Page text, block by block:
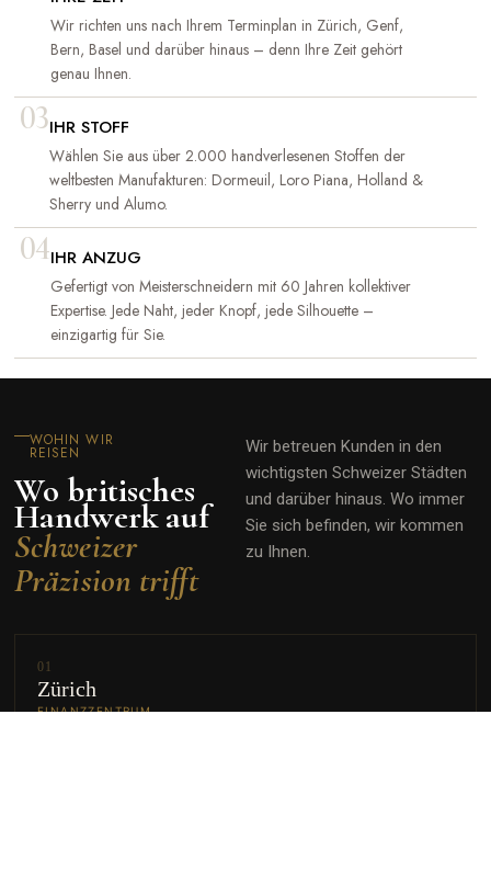
Wir richten uns nach Ihrem Terminplan in Zürich, Genf,
Bern, Basel und darüber hinaus – denn Ihre Zeit gehört
genau Ihnen.
03IHR STOFF
Wählen Sie aus über 2.000 handverlesenen Stoffen der
weltbesten Manufakturen: Dormeuil, Loro Piana, Holland &
Sherry und Alumo.
04IHR ANZUG
Gefertigt von Meisterschneidern mit 60 Jahren kollektiver
Expertise. Jede Naht, jeder Knopf, jede Silhouette –
einzigartig für Sie.
WOHIN WIR
REISEN
Wo britisches
Handwerk auf
Schweizer
Präzision trifft
Wir betreuen Kunden in den
wichtigsten Schweizer Städten
und darüber hinaus. Wo immer
Sie sich befinden, wir kommen
zu Ihnen.
01
Zürich
FINANZZENTRUM